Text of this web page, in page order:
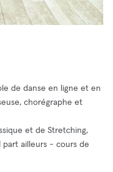
de danse en ligne et en
chorégraphe et
et de Stretching,
part ailleurs - cours de